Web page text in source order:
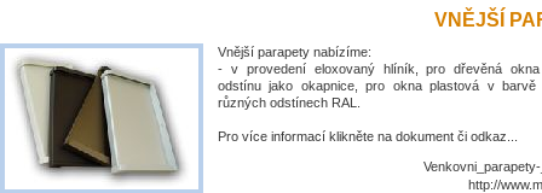
VNĚJŠÍ
Vnější parapety nabízíme:
- v provedení eloxovaný hlíník, pro dřevěná
odstínu jako okapnice, pro okna plastová v
různých odstínech RAL.
Pro více informací klikněte na dokument či odkaz...
http://